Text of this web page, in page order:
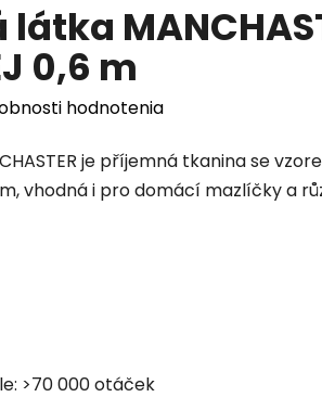
0,6 m
hodnotenia
je příjemná tkanina se
vhodná i pro domácí mazlíčky a
>70 000 otáček